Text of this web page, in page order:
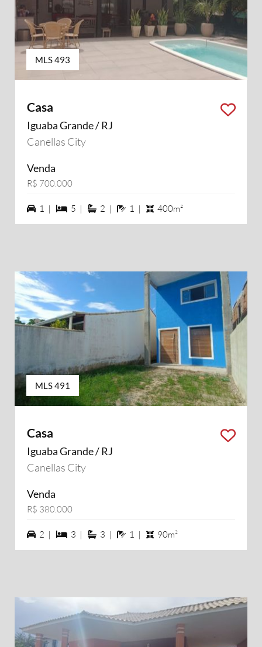
MLS 493
Casa
Iguaba Grande / RJ
Canellas City
Venda
R$ 700.000
1 vagas na garagem
1 | 5 dormiórios
5 | 2 suítes
2 | 1 banheiros
1 | 400m²
MLS 491
Casa
Iguaba Grande / RJ
Canellas City
Venda
R$ 380.000
2 vagas na garagem
2 | 3 dormiórios
3 | 3 suítes
3 | 1 banheiros
1 | 90m²